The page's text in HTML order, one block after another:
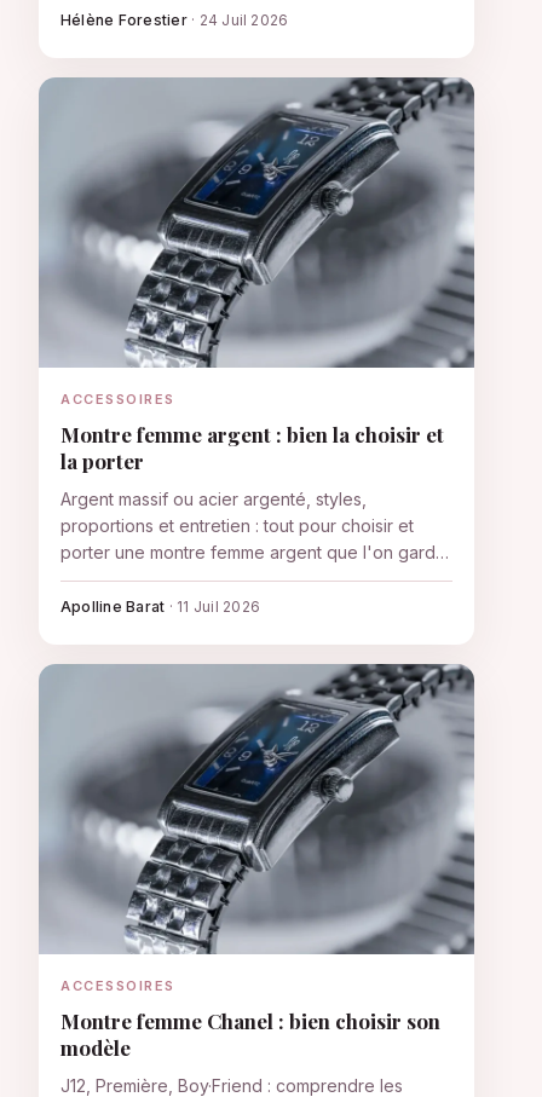
Hélène Forestier · 24 Juil 2026
ACCESSOIRES
Montre femme argent : bien la choisir et
la porter
Argent massif ou acier argenté, styles,
proportions et entretien : tout pour choisir et
porter une montre femme argent que l'on garde
des années.
Apolline Barat · 11 Juil 2026
ACCESSOIRES
Montre femme Chanel : bien choisir son
modèle
J12, Première, Boy·Friend : comprendre les